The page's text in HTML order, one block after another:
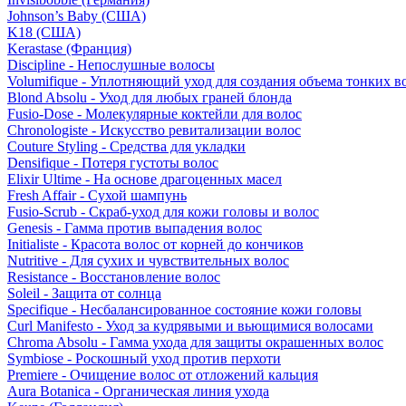
Johnson’s Baby (США)
K18 (США)
Kerastase (Франция)
Discipline - Непослушные волосы
Volumifique - Уплотняющий уход для создания объема тонких
Blond Absolu - Уход для любых граней блонда
Fusio-Dose - Молекулярные коктейли для волос
Chronologiste - Искусство ревитализации волос
Couture Styling - Средства для укладки
Densifique - Потеря густоты волос
Elixir Ultime - На основе драгоценных масел
Fresh Affair - Сухой шампунь
Fusio-Scrub - Скраб-уход для кожи головы и волос
Genesis - Гамма против выпадения волос
Initialiste - Красота волос от корней до кончиков
Nutritive - Для сухих и чувствительных волос
Resistance - Восстановление волос
Soleil - Защита от солнца
Specifique - Несбалансированное состояние кожи головы
Curl Manifesto - Уход за кудрявыми и вьющимися волосами
Chroma Absolu - Гамма ухода для защиты окрашенных волос
Symbiose - Роскошный уход против перхоти
Premiere - Очищение волос от отложений кальция
Aura Botanica - Органическая линия ухода